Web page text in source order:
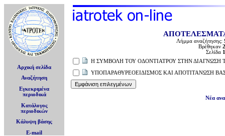
Αρχική σελίδα
Αναζήτηση
Εγκεκριμένα
περιοδικά
Κατάλογος
περιοδικών
Κάλυψη βάσης
E-mail
Λήμμα αναζήτησης:
Βρέθηκαν 2
Σελίδα 1
Η ΣΥΜΒΟΛΗ ΤΟΥ ΟΔΟΝΤΙΑΤΡΟΥ ΣΤΗΝ ΔΙΑΓΝΩΣΗ
ΥΠΟΠΑΡΑΘΥΡΕΟΕΙΔΙΣΜΟΣ ΚΑΙ ΑΠΟΤΙΤΑΝΩΣΗ
Νέα